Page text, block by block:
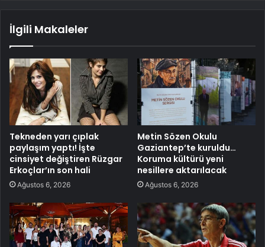
İlgili Makaleler
Tekneden yarı çıplak
paylaşım yaptı! İşte
cinsiyet değiştiren Rüzgar
Erkoçlar’ın son hali
Ağustos 6, 2026
Metin Sözen Okulu
Gaziantep’te kuruldu…
Koruma kültürü yeni
nesillere aktarılacak
Ağustos 6, 2026